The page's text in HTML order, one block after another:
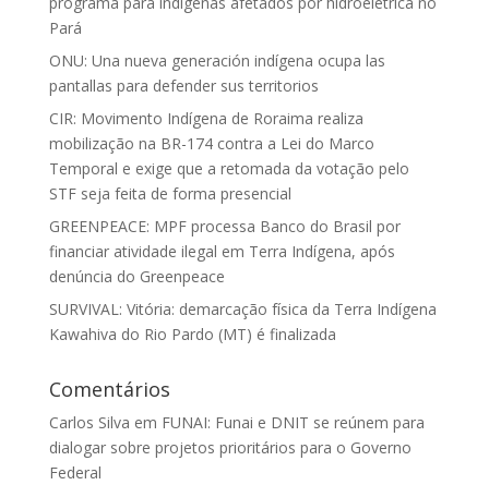
Pará
ONU: Una nueva generación indígena ocupa las
pantallas para defender sus territorios
CIR: Movimento Indígena de Roraima realiza
mobilização na BR-174 contra a Lei do Marco
Temporal e exige que a retomada da votação pelo
STF seja feita de forma presencial
GREENPEACE: MPF processa Banco do Brasil por
financiar atividade ilegal em Terra Indígena, após
denúncia do Greenpeace
SURVIVAL: Vitória: demarcação física da Terra Indígena
Kawahiva do Rio Pardo (MT) é finalizada
Comentários
Carlos Silva em FUNAI: Funai e DNIT se reúnem para
dialogar sobre projetos prioritários para o Governo
Federal